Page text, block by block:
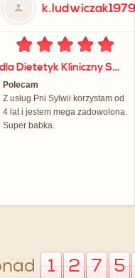
k.ludwiczak1979
dla Dietetyk Kliniczny Sylwia Orłowska
Polecam
Z usług Pni Sylwii korzystam od
4 lat i jestem mega zadowolona.
Super babka.
1 2 7 5